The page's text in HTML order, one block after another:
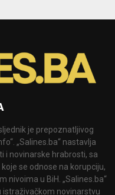
je prepoznatljivog
„Salines.ba“ nastavlja
i novinarske hrabrosti, sa
se odnose na korupciju,
nivoima u BiH. „Salines.ba“
istraživačkom novinarstvu